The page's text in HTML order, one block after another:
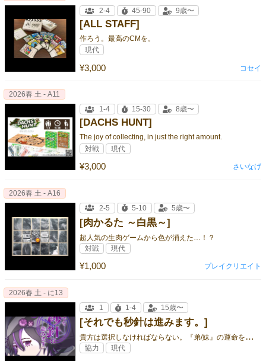
[ALL STAFF]
作ろう。最高のCMを。
¥3,000
2-4
45-90 9歳〜
現代
コセイ
[DACHS HUNT]
The joy of collecting, in just the right amount.
¥3,000
2026春 土 - A11
1-4
15-30 8歳〜
対戦 現代
さいなげ
[肉かるた ～白黒～]
超人気の生肉ゲームから色が消えた…！？
¥1,000
2026春 土 - A16
2-5
5-10 5歳〜
対戦 現代
プレイクリエイト
[それでも秒針は進みます。]
貴
方は選択しなければならない。『弟/妹』の運命を決める為に。
2026春 土 - に13
1
1-4 15歳〜
協力 現代